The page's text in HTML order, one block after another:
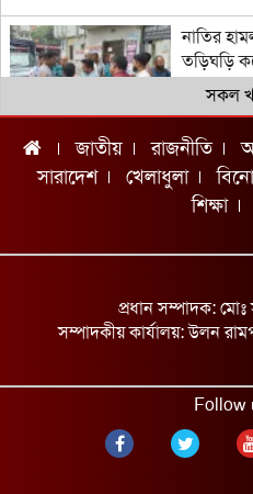
নাতির
তড়িঘড়ি
চ্যাম্পিয়ন
চরম
সকল
জাতীয় রাজনীতি
সারাদেশ
খেলাধুলা
শিক্ষা
প্রধান সম্পাদক:
সম্পাদকীয় কার্যালয়: উলন
Follow